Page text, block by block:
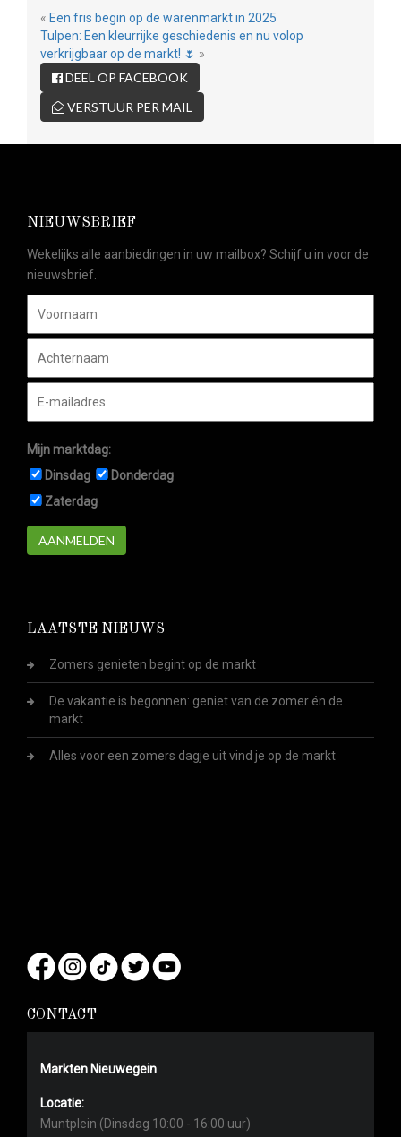
« Een fris begin op de warenmarkt in 2025
Tulpen: Een kleurrijke geschiedenis en nu volop
verkrijgbaar op de markt! 🌷 »
DEEL OP FACEBOOK
VERSTUUR PER MAIL
NIEUWSBRIEF
Wekelijks alle aanbiedingen in uw mailbox? Schijf u in voor de
nieuwsbrief.
Mijn marktdag:
Dinsdag
Donderdag
Zaterdag
AANMELDEN
LAATSTE NIEUWS
Zomers genieten begint op de markt
De vakantie is begonnen: geniet van de zomer én de
markt
Alles voor een zomers dagje uit vind je op de markt
CONTACT
Markten Nieuwegein
Locatie:
Muntplein (Dinsdag 10:00 - 16:00 uur)